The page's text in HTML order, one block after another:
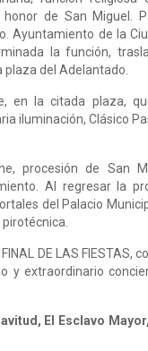
honor de San Miguel.
Ayuntamiento de la
la función,
plaza del Adelantado.
en la citada plaza,
iluminación, Clásico
procesión de San
Al regresar la
del Palacio
DE LAS FIESTAS,
y extraordinario
El Esclavo